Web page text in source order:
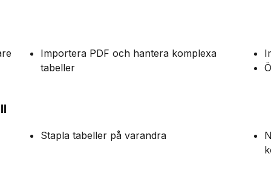
Importera PDF och hantera komplexa
tabeller
Stapla tabeller på varandra